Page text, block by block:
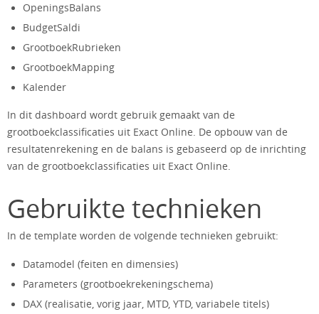
OpeningsBalans
BudgetSaldi
GrootboekRubrieken
GrootboekMapping
Kalender
In dit dashboard wordt gebruik gemaakt van de
grootboekclassificaties uit Exact Online. De opbouw van de
resultatenrekening en de balans is gebaseerd op de inrichting
van de grootboekclassificaties uit Exact Online.
Gebruikte technieken
In de template worden de volgende technieken gebruikt:
Datamodel (feiten en dimensies)
Parameters (grootboekrekeningschema)
DAX (realisatie, vorig jaar, MTD, YTD, variabele titels)